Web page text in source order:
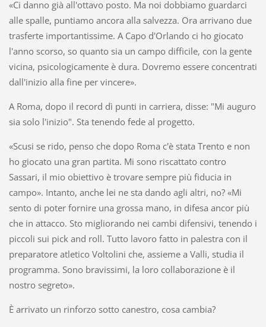
«Ci danno già all'ottavo posto. Ma noi dobbiamo guardarci
alle spalle, puntiamo ancora alla salvezza. Ora arrivano due
trasferte importantissime. A Capo d'Orlando ci ho giocato
l'anno scorso, so quanto sia un campo difficile, con la gente
vicina, psicologicamente è dura. Dovremo essere concentrati
dall'inizio alla fine per vincere».
A Roma, dopo il record dì punti in carriera, disse: "Mi auguro
sia solo l'inizio". Sta tenendo fede al progetto.
«Scusi se rido, penso che dopo Roma c'è stata Trento e non
ho giocato una gran partita. Mi sono riscattato contro
Sassari, il mio obiettivo è trovare sempre più fiducia in
campo». Intanto, anche lei ne sta dando agli altri, no? «Mi
sento di poter fornire una grossa mano, in difesa ancor più
che in attacco. Sto migliorando nei cambi difensivi, tenendo i
piccoli sui pick and roll. Tutto lavoro fatto in palestra con il
preparatore atletico Voltolini che, assieme a Valli, studia il
programma. Sono bravissimi, la loro collaborazione è il
nostro segreto».
È arrivato un rinforzo sotto canestro, cosa cambia?